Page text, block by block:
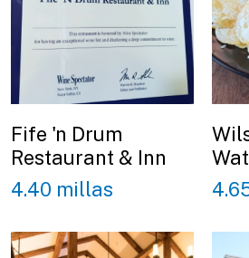
Fife 'n Drum
Restaurant & Inn
4.40 millas